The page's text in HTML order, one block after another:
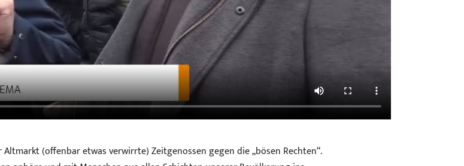
(offenbar etwas verwirrte) Zeitgenossen gegen die „bösen Rechten“.